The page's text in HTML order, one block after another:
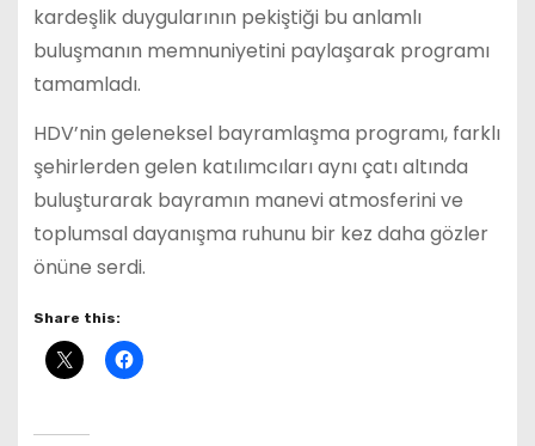
kardeşlik duygularının pekiştiği bu anlamlı
buluşmanın memnuniyetini paylaşarak programı
tamamladı.
HDV’nin geleneksel bayramlaşma programı, farklı
şehirlerden gelen katılımcıları aynı çatı altında
buluşturarak bayramın manevi atmosferini ve
toplumsal dayanışma ruhunu bir kez daha gözler
önüne serdi.
Share this: